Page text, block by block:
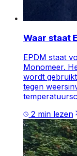
Waar staat
EPDM staat
Monomeer.
wordt
tegen
2 min lezen